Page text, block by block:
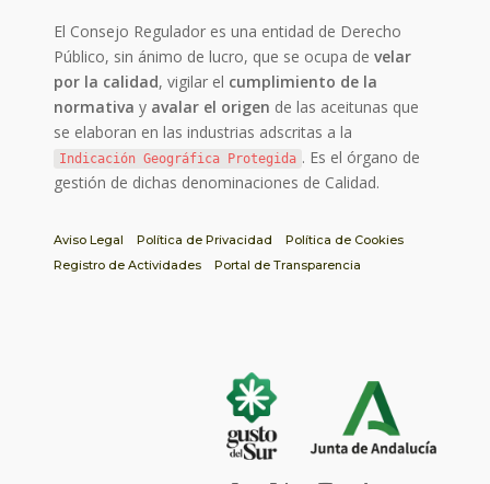
El Consejo Regulador es una entidad de Derecho
Público, sin ánimo de lucro, que se ocupa develar
por la calidad, vigilar el cumplimiento de la
normativa y avalar el origen de las aceitunas que
se elaboran en las industrias adscritas a la
Indicación Geográfica Protegida . Es el órgano de
gestión de dichas denominaciones de Calidad.
Aviso Legal Política de Privacidad
Política de Cookies
Registro de Actividades
Portal de Transparencia